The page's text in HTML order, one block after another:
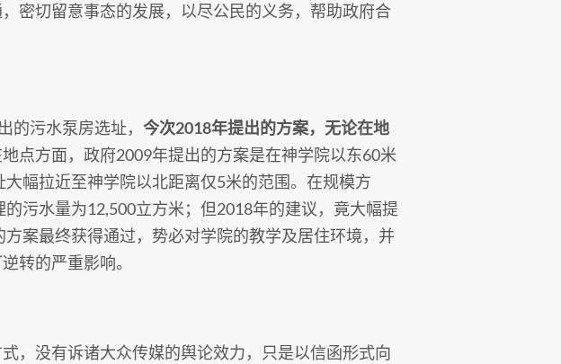
密切留意事态的发展，以尽公民的义务，帮助政府合
的污水泵房选址，今次2018年提出的方案，无论在地
点方面，政府2009年提出的方案是在神学院以东60米
幅拉近至神学院以北距离仅5米的范围。在规模方
污水量为12,500立方米；但2018年的建议，竟大幅提
案最终获得通过，势必对学院的教学及居住环境，并
转的严重影响。
，没有诉诸大众传媒的舆论效力，只是以信函形式向